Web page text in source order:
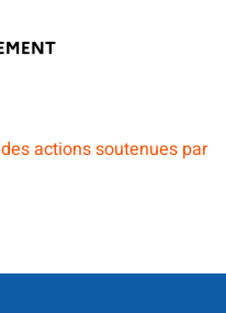
des actions soutenues par